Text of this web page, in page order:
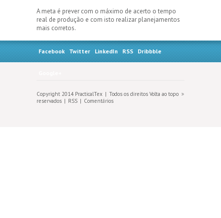
A meta é prever com o máximo de acerto o tempo
real de produção e com isto realizar planejamentos
mais corretos.
Facebook Twitter LinkedIn RSS Dribbble
Copyright 2014 PracticalTex
Todos os direitos
reservados
RSS Comentários
Volta ao topo